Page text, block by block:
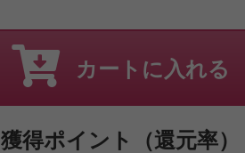
カートに入れる
獲得ポイント（還元率）